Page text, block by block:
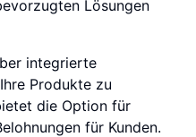
Lösungen
integrierte
Produkte zu
die Option für
für Kunden.